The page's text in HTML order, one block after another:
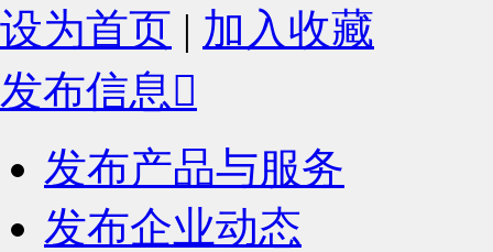
设为首页 | 加入收藏
发布信息
发布产品与服务
发布企业动态